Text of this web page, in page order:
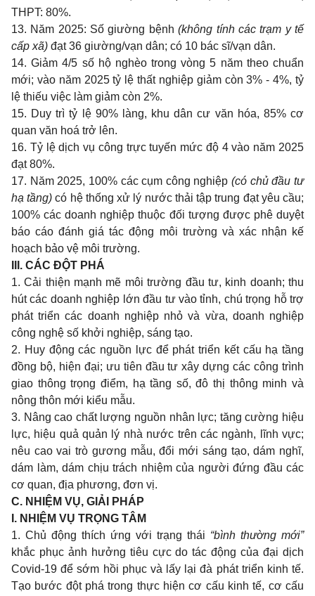
THPT: 80%.
13. Năm 2025: Số giường bệnh(không tính các trạm y tế
cấp xã) đạt 36 giường/vạn dân; có 10 bác sĩ/vạn dân.
14. Giảm 4/5 số hộ nghèo trong vòng 5 năm theo chuẩn
mới; vào năm 2025 tỷ lệ thất nghiệp giảm còn 3% - 4%, tỷ
lệ thiếu việc làm giảm còn 2%.
15. Duy trì tỷ lệ 90% làng, khu dân cư văn hóa, 85% cơ
quan văn hoá trở lên.
16. Tỷ lệ dịch vụ công trực tuyến mức độ 4 vào năm 2025
đạt 80%.
17. Năm 2025, 100% các cụm công nghiệp(có chủ đầu tư
hạ tầng) có hệ thống xử lý nước thải tập trung đạt yêu cầu;
100% các doanh nghiệp thuộc đối tượng được phê duyệt
báo cáo đánh giá tác động môi trường và xác nhận kế
hoạch bảo vệ môi trường.
III. CÁC ĐỘT PHÁ
1. Cải thiện mạnh mẽ môi trường đầu tư, kinh doanh; thu
hút các doanh nghiệp lớn đầu tư vào tỉnh, chú trọng hỗ trợ
phát triển các doanh nghiệp nhỏ và vừa, doanh nghiệp
công nghệ số khởi nghiệp, sáng tạo.
2. Huy động các nguồn lực để phát triển kết cấu hạ tầng
đồng bộ, hiện đại; ưu tiên đầu tư xây dựng các công trình
giao thông trọng điểm, hạ tầng số, đô thị thông minh và
nông thôn mới kiểu mẫu.
3. Nâng cao chất lượng nguồn nhân lực; tăng cường hiệu
lực, hiệu quả quản lý nhà nước trên các ngành, lĩnh vực;
nêu cao vai trò gương mẫu, đổi mới sáng tạo, dám nghĩ,
dám làm, dám chịu trách nhiệm của người đứng đầu các
cơ quan, địa phương, đơn vị.
C. NHIỆM VỤ, GIẢI PHÁP
I. NHIỆM VỤ TRỌNG TÂM
1. Chủ động thích ứng với trạng thái “bình thường mới”
khắc phục ảnh hưởng tiêu cực do tác động của đại dịch
Covid-19 để sớm hồi phục và lấy lại đà phát triển kinh tế.
Tạo bước đột phá trong thực hiện cơ cấu kinh tế, cơ cấu